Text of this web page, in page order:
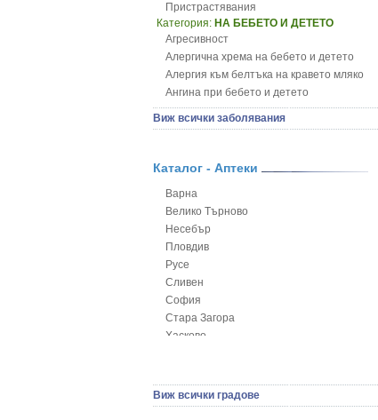
Пристрастявания
Категория: НА БЕБЕТО И ДЕТЕТО
Агресивност
Алергична хрема на бебето и детето
Алергия към белтъка на кравето мляко
Ангина при бебето и детето
Анемия при бебето и детето
Апетит - пълни деца
Безапетитие при бебето и детето
Бронхит и пневмония при деца
Варицела
Висока температура на бебето и детето
Възпаление на ушите на бебето и детето
Глисти
Грижа за пъпа на новороденото
Грип при бебето и детето
Гърч
Детски диабет
Виж всички заболявания
Каталог - Аптеки
Варна
Велико Търново
Несебър
Пловдив
Русе
Сливен
София
Стара Загора
Хасково
Виж всички градове